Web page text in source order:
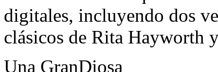
digitales, incluyendo dos
clásicos de Rita Hayworth
Una GranDiosa